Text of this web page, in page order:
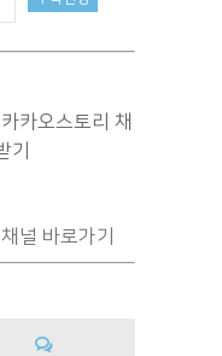
카오스토리 채
기
널 바로가기